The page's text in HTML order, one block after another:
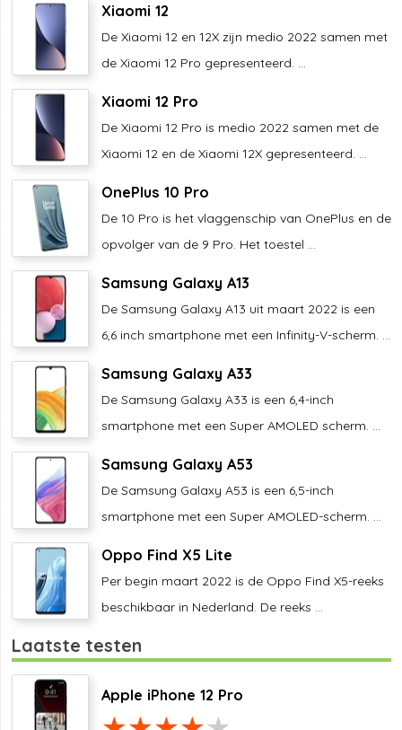
Xiaomi 12
De Xiaomi 12 en 12X zijn medio 2022 samen met
de Xiaomi 12 Pro gepresenteerd. ...
Xiaomi 12 Pro
De Xiaomi 12 Pro is medio 2022 samen met de
Xiaomi 12 en de Xiaomi 12X gepresenteerd. ...
OnePlus 10 Pro
De 10 Pro is het vlaggenschip van OnePlus en de
opvolger van de 9 Pro. Het toestel ...
Samsung Galaxy A13
De Samsung Galaxy A13 uit maart 2022 is een
6,6 inch smartphone met een Infinity-V-scherm. ...
Samsung Galaxy A33
De Samsung Galaxy A33 is een 6,4-inch
smartphone met een Super AMOLED scherm. ...
Samsung Galaxy A53
De Samsung Galaxy A53 is een 6,5-inch
smartphone met een Super AMOLED-scherm. ...
Oppo Find X5 Lite
Per begin maart 2022 is de Oppo Find X5-reeks
beschikbaar in Nederland. De reeks ...
Laatste testen
Apple iPhone 12 Pro